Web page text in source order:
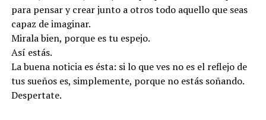
para pensar y crear junto a otros todo aquello que seas
capaz de imaginar.
Mirala bien, porque es tu espejo.
Así estás.
La buena noticia es ésta: si lo que ves no es el reflejo de
tus sueños es, simplemente, porque no estás soñando.
Despertate.